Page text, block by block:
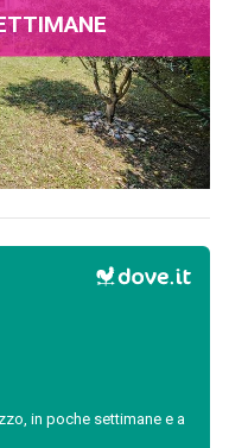
in poche settimane e a